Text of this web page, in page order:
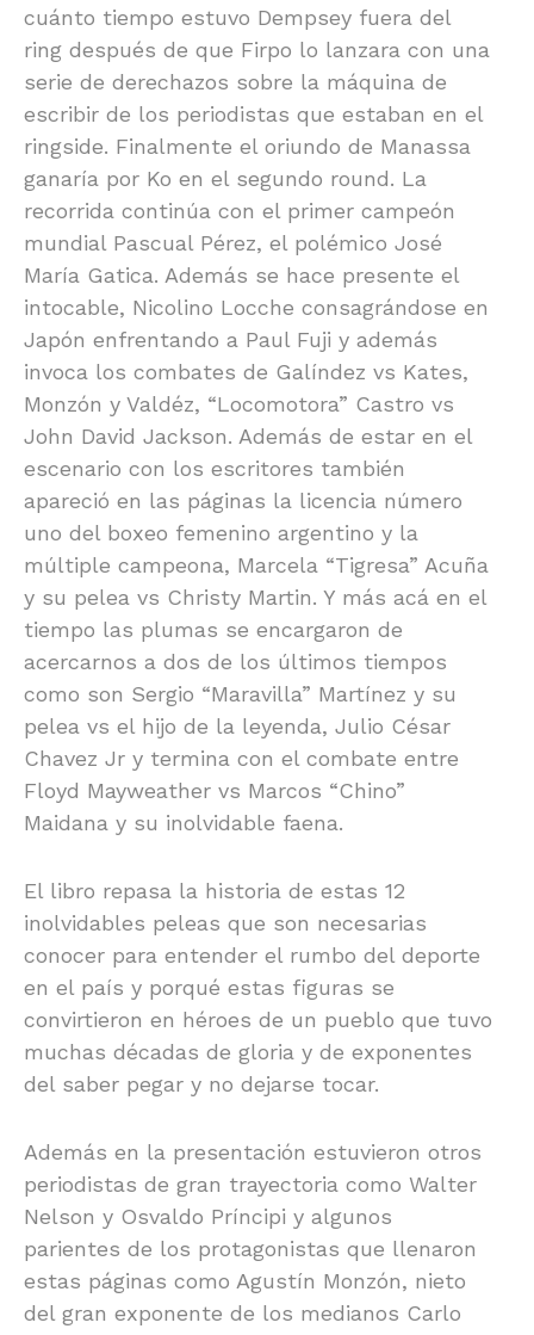
cuánto tiempo estuvo Dempsey fuera del
ring después de que Firpo lo lanzara con una
serie de derechazos sobre la máquina de
escribir de los periodistas que estaban en el
ringside. Finalmente el oriundo de Manassa
ganaría por Ko en el segundo round. La
recorrida continúa con el primer campeón
mundial Pascual Pérez, el polémico José
María Gatica. Además se hace presente el
intocable, Nicolino Locche consagrándose en
Japón enfrentando a Paul Fuji y además
invoca los combates de Galíndez vs Kates,
Monzón y Valdéz, “Locomotora” Castro vs
John David Jackson. Además de estar en el
escenario con los escritores también
apareció en las páginas la licencia número
uno del boxeo femenino argentino y la
múltiple campeona, Marcela “Tigresa” Acuña
y su pelea vs Christy Martin. Y más acá en el
tiempo las plumas se encargaron de
acercarnos a dos de los últimos tiempos
como son Sergio “Maravilla” Martínez y su
pelea vs el hijo de la leyenda, Julio César
Chavez Jr y termina con el combate entre
Floyd Mayweather vs Marcos “Chino”
Maidana y su inolvidable faena.
El libro repasa la historia de estas 12
inolvidables peleas que son necesarias
conocer para entender el rumbo del deporte
en el país y porqué estas figuras se
convirtieron en héroes de un pueblo que tuvo
muchas décadas de gloria y de exponentes
del saber pegar y no dejarse tocar.
Además en la presentación estuvieron otros
periodistas de gran trayectoria como Walter
Nelson y Osvaldo Príncipi y algunos
parientes de los protagonistas que llenaron
estas páginas como Agustín Monzón, nieto
del gran exponente de los medianos Carlo